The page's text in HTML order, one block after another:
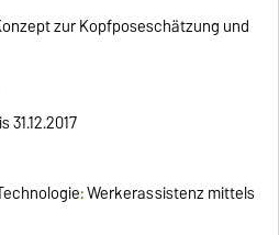
zur Kopfposeschätzung und
31.12.2017
:Werkerassistenz mittels